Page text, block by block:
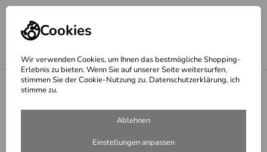
Cookies
Wir verwenden Cookies, um Ihnen das bestmögliche Shopping-
Erlebnis zu bieten. Wenn Sie auf unserer Seite weitersurfen,
stimmen Sie der Cookie-Nutzung zu. Datenschutzerklärung, ich
stimme zu.
Ablehnen
Einstellungen anpassen
Schilder